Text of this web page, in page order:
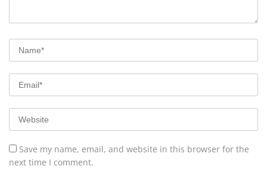
Save my name, email, and website in this browser for the
next time I comment.